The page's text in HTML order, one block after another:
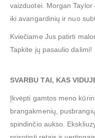
vaizduotei. Morgan
iki avangardinių ir nuo
Kviečiame Jus patirti
Tapkite jų pasaulio dalimi!
SVARBU TAI, KAS
Įkvėpti gamtos meno
brangakmenių,
spindinčio aukso.